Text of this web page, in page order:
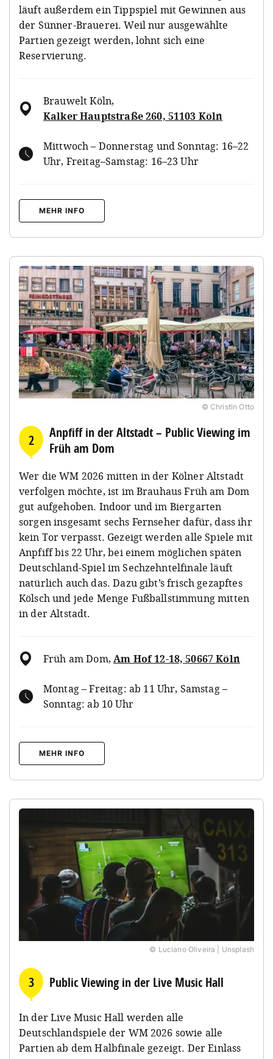
läuft außerdem ein Tippspiel mit Gewinnen aus
der Sünner-Brauerei. Weil nur ausgewählte
Partien gezeigt werden, lohnt sich eine
Reservierung.
Brauwelt Köln,
Kalker Hauptstraße 260, 51103 Köln
Mittwoch – Donnerstag und Sonntag: 16–22
Uhr, Freitag–Samstag: 16–23 Uhr
MEHR INFO
© Christin Otto
2
Anpfiff in der Altstadt – Public Viewing im
Früh am Dom
Wer die WM 2026 mitten in der Kölner Altstadt
verfolgen möchte, ist im Brauhaus Früh am Dom
gut aufgehoben. Indoor und im Biergarten
sorgen insgesamt sechs Fernseher dafür, dass ihr
kein Tor verpasst. Gezeigt werden alle Spiele mit
Anpfiff bis 22 Uhr, bei einem möglichen späten
Deutschland-Spiel im Sechzehntelfinale läuft
natürlich auch das. Dazu gibt’s frisch gezapftes
Kölsch und jede Menge Fußballstimmung mitten
in der Altstadt.
Früh am Dom,Am Hof 12-18, 50667 Köln
Montag – Freitag: ab 11 Uhr, Samstag –
Sonntag: ab 10 Uhr
MEHR INFO
© Luciano Oliveira | Unsplash
3 Public Viewing in der Live Music Hall
In der Live Music Hall werden alle
Deutschlandspiele der WM 2026 sowie alle
Partien ab dem Halbfinale gezeigt. Der Einlass